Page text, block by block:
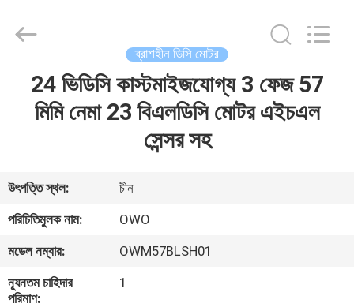
ভিডিও
সম্পর্কে
Motor
Technology
Reserved.
ব্রাশহীন ডিসি মোটর
24 ভিডিসি কাস্টমাইজযোগ্য 3 ফেজ 57
মিমি নেমা 23 বিএলডিসি মোটর এইচএল
সেন্সর সহ
উৎপত্তি স্থল:
চীন
পরিচিতিমুলক নাম:
OWO
মডেল নম্বার:
OWM57BLSH01
ন্যূনতম চাহিদার
পরিমাণ:
1